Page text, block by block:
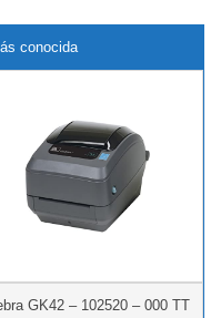
conocida
GK42 – 102520 – 000 TT